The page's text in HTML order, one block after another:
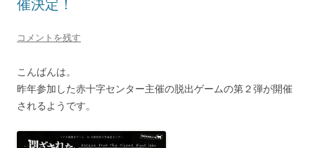
催決定！
コメントを残す
こんばんは。
昨年参加した赤十字センター主催の脱出ゲームの第２弾が開催
されるようです。